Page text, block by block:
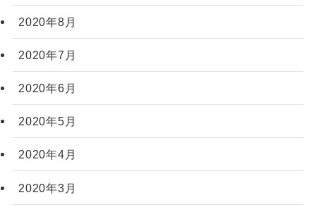
2020年8月
2020年7月
2020年6月
2020年5月
2020年4月
2020年3月